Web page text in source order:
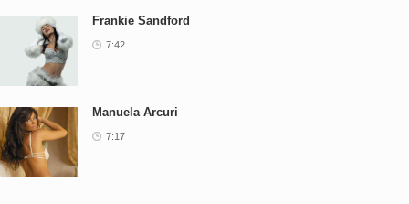
Frankie Sandford
7:42
Manuela Arcuri
7:17